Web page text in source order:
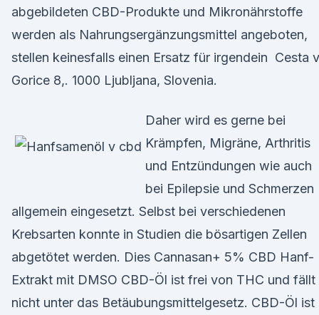
abgebildeten CBD-Produkte und Mikronährstoffe
werden als Nahrungsergänzungsmittel angeboten,
stellen keinesfalls einen Ersatz für irgendein Cesta v
Gorice 8,. 1000 Ljubljana, Slovenia.
Daher wird es gerne bei
Krämpfen, Migräne, Arthritis
und Entzündungen wie auch
bei Epilepsie und Schmerzen
allgemein eingesetzt. Selbst bei verschiedenen
Krebsarten konnte in Studien die bösartigen Zellen
abgetötet werden. Dies Cannasan+ 5% CBD Hanf-
Extrakt mit DMSO CBD-Öl ist frei von THC und fällt
nicht unter das Betäubungsmittelgesetz. CBD-Öl ist